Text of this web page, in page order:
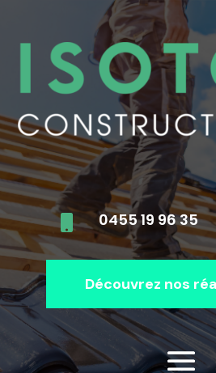
 0455 19 96 35
Découvrez nos